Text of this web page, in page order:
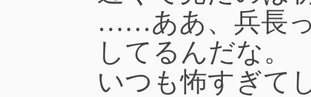
……ああ、兵長
してるんだな。
いつも怖すぎて